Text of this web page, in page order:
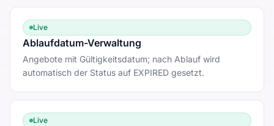
Live
Ablaufdatum-Verwaltung
Angebote mit Gültigkeitsdatum; nach Ablauf wird
automatisch der Status auf EXPIRED gesetzt.
Live